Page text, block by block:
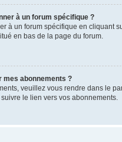
à un forum spécifique ?
à un forum spécifique en cliquant
en bas de la page du forum.
mes abonnements ?
veuillez vous rendre dans le
le lien vers vos abonnements.